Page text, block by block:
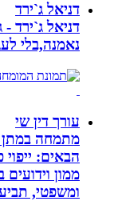
דניאל ג`ירד
דניאל ג`ירד -
נאמנה,בלי לעגל
עורך דין שי
מתמחה במתן
הבאים: ייפוי
ממון וידועים
ומשפטי, תביעות